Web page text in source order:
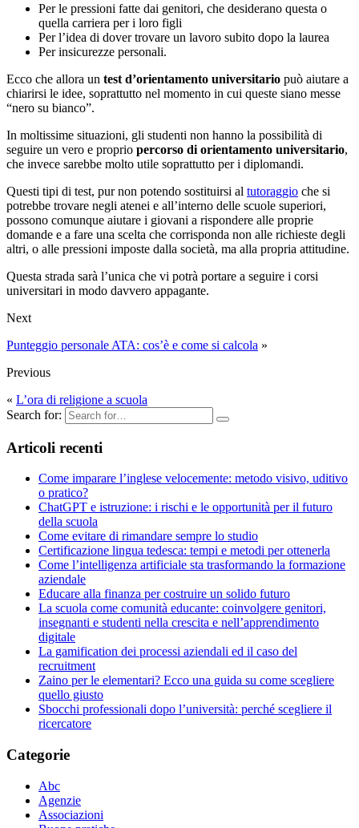
Per le pressioni fatte dai genitori, che desiderano questa o
quella carriera per i loro figli
Per l’idea di dover trovare un lavoro subito dopo la laurea
Per insicurezze personali.
Ecco che allora un test d’orientamento universitario può aiutare a
chiarirsi le idee, soprattutto nel momento in cui queste siano messe
“nero su bianco”.
In moltissime situazioni, gli studenti non hanno la possibilità di
seguire un vero e proprio percorso di orientamento universitario,
che invece sarebbe molto utile soprattutto per i diplomandi.
Questi tipi di test, pur non potendo sostituirsi al tutoraggio che si
potrebbe trovare negli atenei e all’interno delle scuole superiori,
possono comunque aiutare i giovani a rispondere alle proprie
domande e a fare una scelta che corrisponda non alle richieste degli
altri, o alle pressioni imposte dalla società, ma alla propria attitudine.
Questa strada sarà l’unica che vi potrà portare a seguire i corsi
universitari in modo davvero appagante.
Next
Punteggio personale ATA: cos’è e come si calcola »
Previous
« L’ora di religione a scuola
Search for:
Articoli recenti
Come imparare l’inglese velocemente: metodo visivo, uditivo
o pratico?
ChatGPT e istruzione: ​i rischi e le opportunità per il futuro
della scuola
Come evitare di rimandare sempre lo studio
Certificazione lingua tedesca: tempi e metodi per ottenerla
Come l’intelligenza artificiale sta trasformando la formazione
aziendale
Educare alla finanza per costruire un solido futuro
La scuola come comunità educante: coinvolgere genitori,
insegnanti e studenti nella crescita e nell’apprendimento
digitale
La gamification dei processi aziendali ed il caso del
recruitment
Zaino per le elementari? Ecco una guida su come scegliere
quello giusto
Sbocchi professionali dopo l’università: perché scegliere il
ricercatore
Categorie
Abc
Agenzie
Associazioni